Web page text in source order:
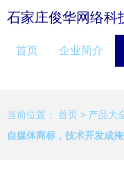
石家庄俊华网络科
首页 企业简介
当前位置： 首页 > 产品大
自媒体商标，技术开发成掩